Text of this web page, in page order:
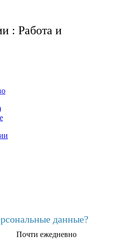
: Работа и
данные?
Почти ежедневно